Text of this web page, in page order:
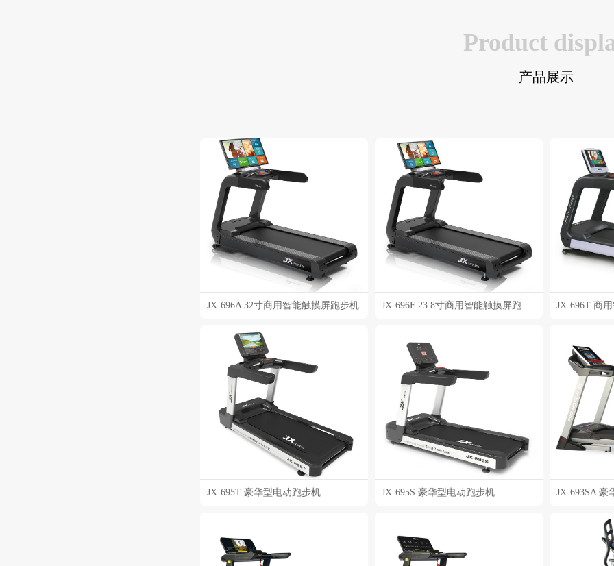
Product
产品展示
JX-696A 32寸商用智能触摸屏跑步机 JX-696F 23.8寸商用智能触摸屏跑步机 JX-696T 商
JX-695T 豪华型电动跑步机 JX-695S 豪华型电动跑步机 JX-693SA 豪